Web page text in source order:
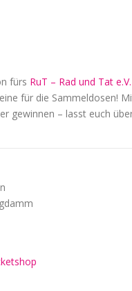
fürs RuT – Rad und Tat
für die Sammeldosen!
gewinnen – lasst euch